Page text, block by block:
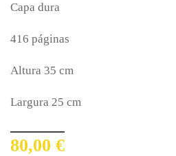
Capa dura
416 páginas
Altura 35 cm
Largura 25 cm
80,00 €